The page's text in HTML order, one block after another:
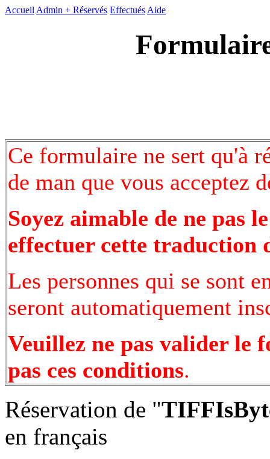
Accueil Admin + Réservés Effectués Aide
Ce formulaire ne sert qu'à
de man que vous acceptez
Soyez aimable de ne pas
effectuer cette traduction
Les personnes qui se sont
seront automatiquement
Veuillez ne pas valider le
pas ces conditions.
Réservation de "
en français